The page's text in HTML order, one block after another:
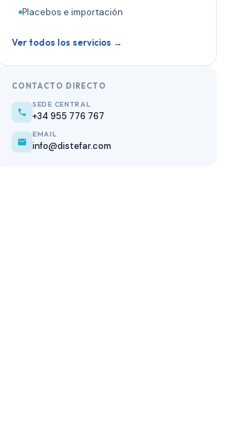
Placebos e importación
Ver todos los servicios →
CONTACTO DIRECTO
SEDE CENTRAL
+34 955 776 767
EMAIL
info@distefar.com